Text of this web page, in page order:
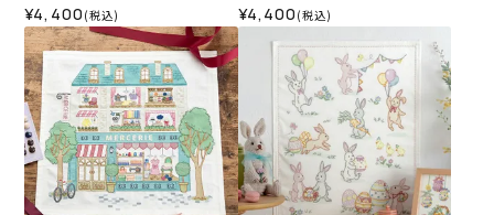
¥4,400 (税込) ¥4,400 (税込)